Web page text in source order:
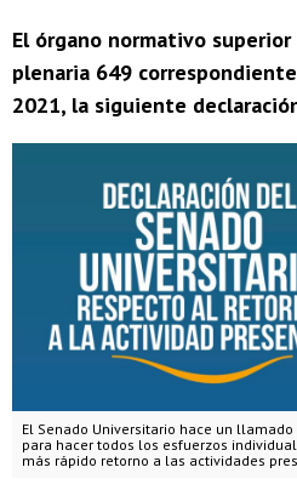
El órgano normativo superior
plenaria 649
2021, la siguiente
El Senado Universitario hace un
para hacer todos los esfuerzos
más rápido retorno a las actividades